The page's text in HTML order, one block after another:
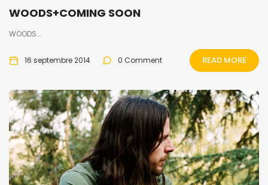
WOODS+COMING SOON
WOODS...
16 septembre 2014 0 Comment READ MORE